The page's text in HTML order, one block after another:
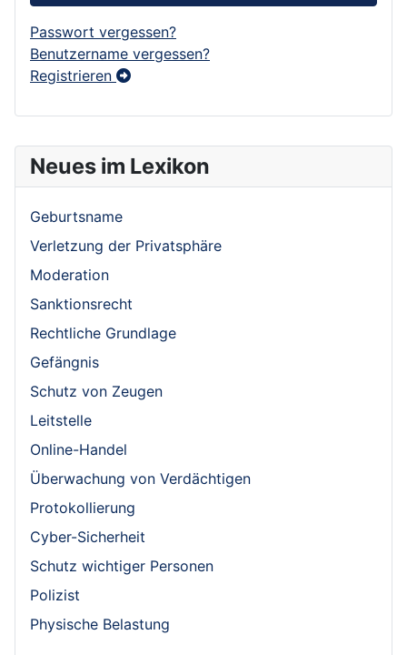
Neues im Lexikon
Geburtsname
Verletzung der Privatsphäre
Moderation
Sanktionsrecht
Rechtliche Grundlage
Gefängnis
Schutz von Zeugen
Leitstelle
Online-Handel
Überwachung von Verdächtigen
Protokollierung
Cyber-Sicherheit
Schutz wichtiger Personen
Polizist
Physische Belastung
Passwort vergessen?
Benutzername vergessen?
Registrieren